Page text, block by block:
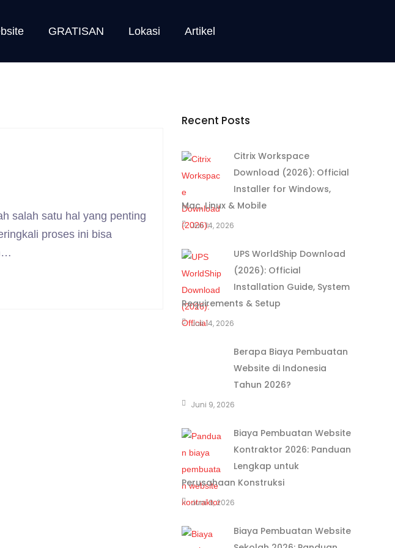
GRATISAN Lokasi Artikel
salah satu hal yang penting
proses ini bisa
Recent Posts
Citrix Workspace
Download (2026): Official
Installer for Windows,
Mac, Linux & Mobile
Juli 14, 2026
UPS WorldShip Download
(2026): Official
Installation Guide, System
Requirements & Setup
Juli 14, 2026
Berapa Biaya Pembuatan
Website di Indonesia
Tahun 2026?
Juni 9, 2026
Biaya Pembuatan Website
Kontraktor 2026: Panduan
Lengkap untuk
Perusahaan Konstruksi
Juni 9, 2026
Biaya Pembuatan Website